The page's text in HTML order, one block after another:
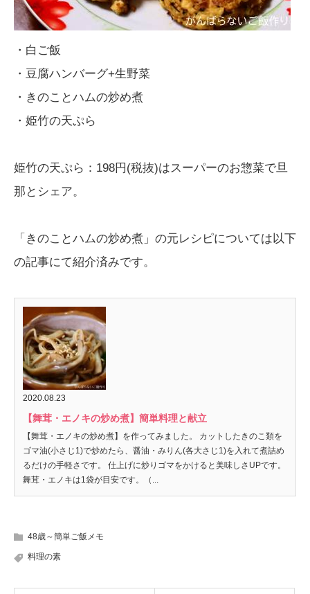
・白ご飯
・豆腐ハンバーグ+生野菜
・きのことハムの炒め煮
・姫竹の天ぷら
姫竹の天ぷら：198円(税抜)はスーパーのお惣菜で旦
那とシェア。
「きのことハムの炒め煮」の元レシピについては以下
の記事にて紹介済みです。
2020.08.23
【舞茸・エノキの炒め煮】簡単料理と献立
【舞茸・エノキの炒め煮】を作ってみました。 カットしたきのこ類を
ゴマ油(小さじ1)で炒めたら、醤油・みりん(各大さじ1)を入れて煮詰め
るだけの手軽さです。 仕上げに炒りゴマをかけると美味しさUPです。
舞茸・エノキは1袋が目安です。（...
48歳～簡単ご飯メモ
料理の素